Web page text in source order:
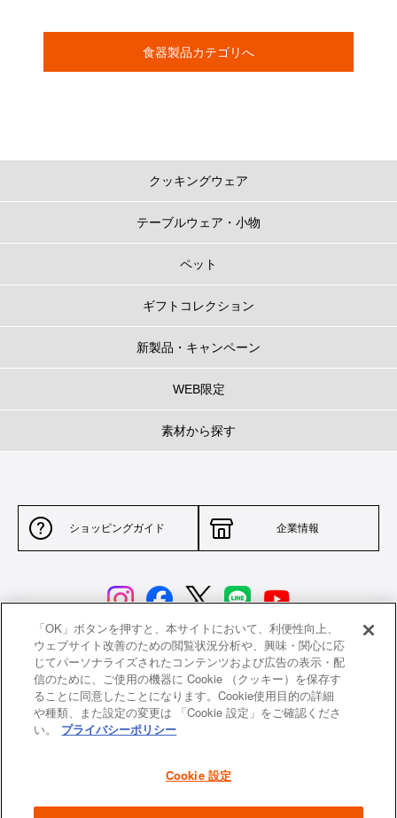
食器製品カテゴリへ
クッキングウェア
テーブルウェア・小物
ペット
ギフトコレクション
新製品・キャンペーン
WEB限定
素材から探す
ショッピングガイド 企業情報
サイトポリシー 特定商取引法に基づく表示
並行輸入品について 個人情報保護方針
返品について
よくあるご質問 お問い合わせ
「OK」ボタンを押すと、本サイトにおいて、利便性向上、
ウェブサイト改善のための閲覧状況分析や、興味・関心に応
じてパーソナライズされたコンテンツおよび広告の表示・配
信のために、ご使用の機器に Cookie （クッキー）を保存す
ることに同意したことになります。Cookie使用目的の詳細
や種類、また設定の変更は 「Cookie 設定」をご確認くださ
い。
プライバシーポリシー
Cookie 設定